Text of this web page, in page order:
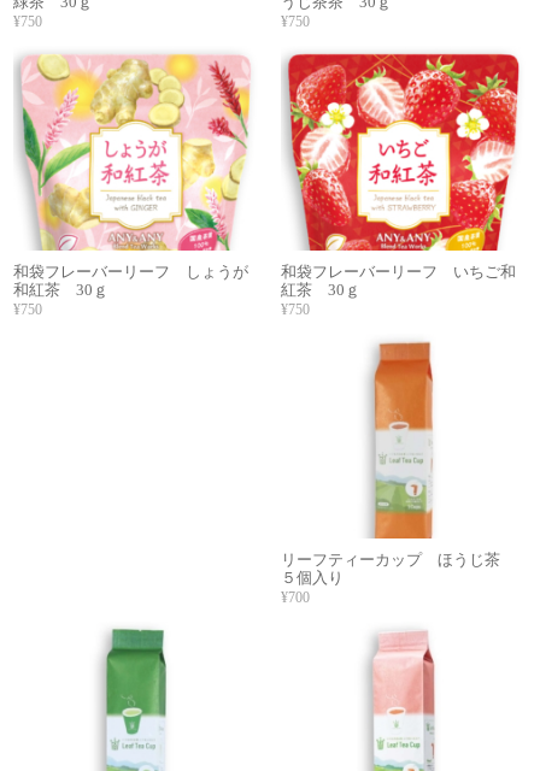
¥750 ¥750
和袋フレーバーリーフ しょうが
和紅茶 30ｇ
¥750
和袋フレーバーリーフ いちご和
紅茶 30ｇ
¥750
リーフティーカップ ほうじ茶
５個入り
¥700